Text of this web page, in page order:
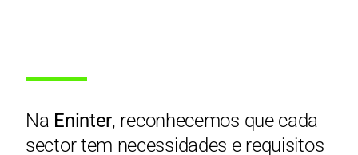
Na Eninter, reconhecemos que cada
sector tem necessidades e requisitos